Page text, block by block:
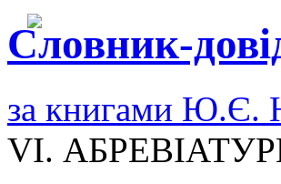
Словник-
за книгами Ю.Є.
VI.